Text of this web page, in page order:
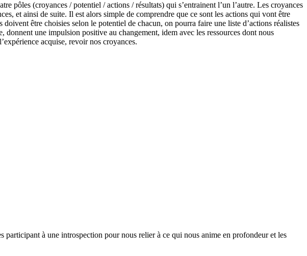
pôles (croyances / potentiel / actions / résultats) qui s’entrainent l’un l’autre. Les croyances
et ainsi de suite. Il est alors simple de comprendre que ce sont les actions qui vont être
être choisies selon le potentiel de chacun, on pourra faire une liste d’actions réalistes
une impulsion positive au changement, idem avec les ressources dont nous
acquise, revoir nos croyances.
participant à une introspection pour nous relier à ce qui nous anime en profondeur et les